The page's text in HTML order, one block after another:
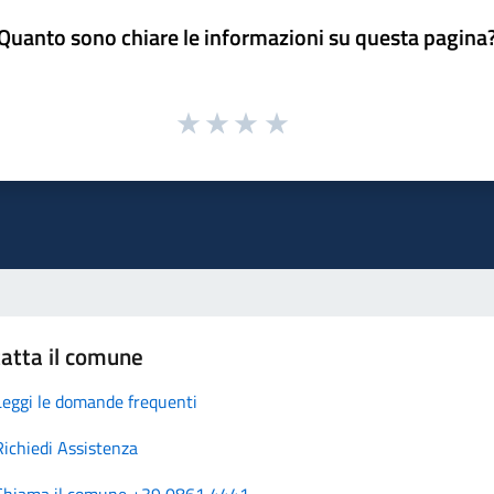
sono chiare le informazioni su questa
il comune
le domande frequenti
Assistenza